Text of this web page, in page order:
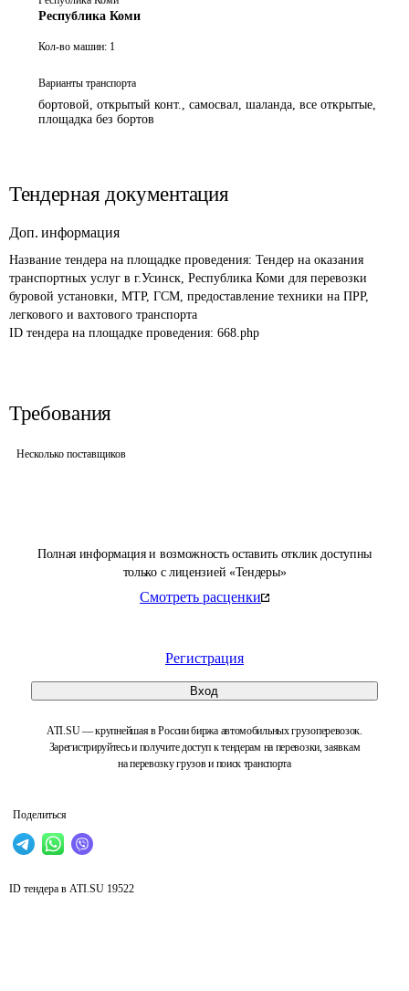
Полная информация и возможность оставить отклик доступны
только с лицензией «Тендеры»
Смотреть расценки
Регистрация
Вход
ATI.SU — крупнейшая в России биржа автомобильных грузоперевозок.
Зарегистрируйтесь и получите доступ к тендерам на перевозки, заявкам
на перевозку грузов и поиск транспорта
Поделиться
Республика Коми
Кол-во машин: 1
Варианты транспорта
бортовой, открытый конт., самосвал, шаланда, все открытые,
площадка без бортов
Тендерная документация
Доп. информация
Название тендера на площадке проведения: Тендер на оказания
транспортных услуг в г.Усинск, Республика Коми для перевозки
буровой установки, МТР, ГСМ, предоставление техники на ПРР,
легкового и вахтового транспорта
ID тендера на площадке проведения: 668.php
Требования
Несколько поставщиков
ID тендера в ATI.SU 19522